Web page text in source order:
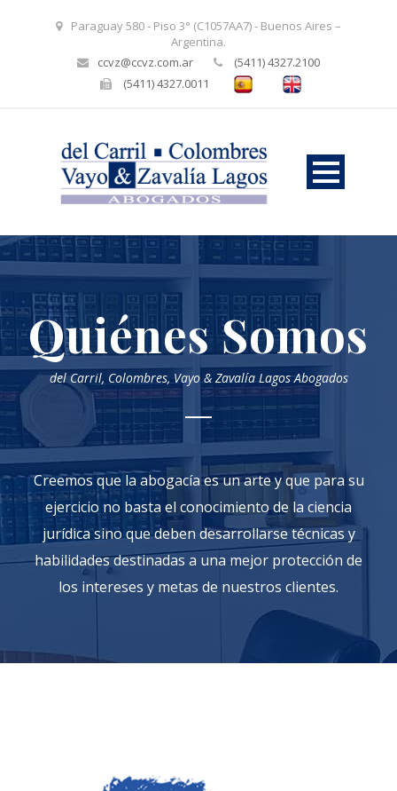
Paraguay 580 - Piso 3° (C1057AA7) - Buenos Aires –
Argentina.
ccvz@ccvz.com.ar
(5411) 4327.2100
(5411) 4327.0011
Quiénes Somos
del Carril, Colombres, Vayo & Zavalía Lagos Abogados
Creemos que la abogacía es un arte y que para su
ejercicio no basta el conocimiento de la ciencia
jurídica sino que deben desarrollarse técnicas y
habilidades destinadas a una mejor protección de
los intereses y metas de nuestros clientes.